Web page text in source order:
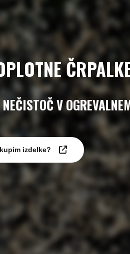
V
izdelke?